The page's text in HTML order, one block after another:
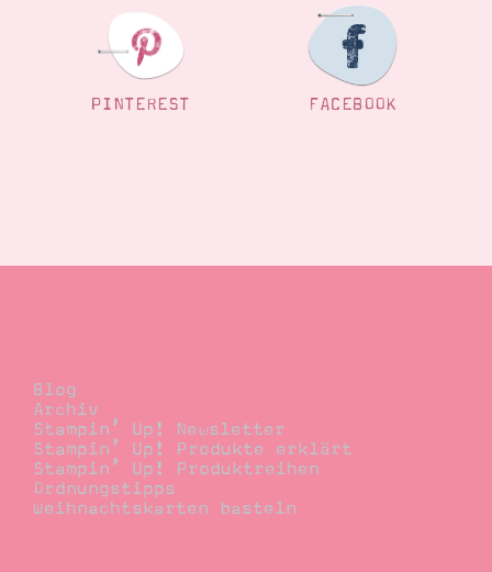
PINTEREST FACEBOOK
Blog
Archiv
Stampin’ Up! Newsletter
Stampin’ Up! Produkte erklärt
Stampin’ Up! Produktreihen
Ordnungstipps
Weihnachtskarten basteln